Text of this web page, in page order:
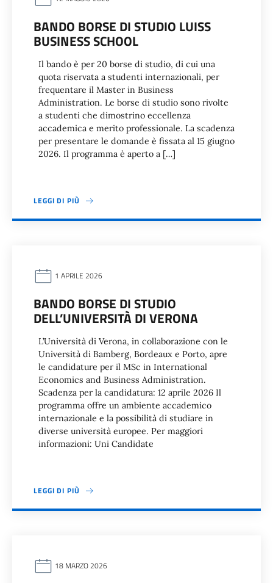
BANDO BORSE DI STUDIO LUISS
BUSINESS SCHOOL
Il bando è per 20 borse di studio, di cui una
quota riservata a studenti internazionali, per
frequentare il Master in Business
Administration. Le borse di studio sono rivolte
a studenti che dimostrino eccellenza
accademica e merito professionale. La scadenza
per presentare le domande è fissata al 15 giugno
2026. Il programma è aperto a […]
LEGGI DI PIÙ
1 APRILE 2026
BANDO BORSE DI STUDIO
DELL’UNIVERSITÀ DI VERONA
L’Università di Verona, in collaborazione con le
Università di Bamberg, Bordeaux e Porto, apre
le candidature per il MSc in International
Economics and Business Administration.
Scadenza per la candidatura: 12 aprile 2026 Il
programma offre un ambiente accademico
internazionale e la possibilità di studiare in
diverse università europee. Per maggiori
informazioni: Uni Candidate
LEGGI DI PIÙ
18 MARZO 2026